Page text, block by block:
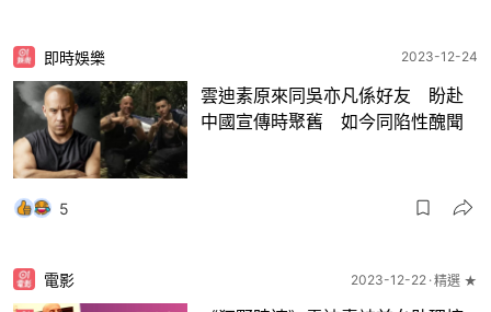
即時娛樂 2023-12-24
雲迪素原來同吳亦凡係好友 盼赴
中國宣傳時聚舊 如今同陷性醜聞
5
電影 2023-12-22 精選 ★